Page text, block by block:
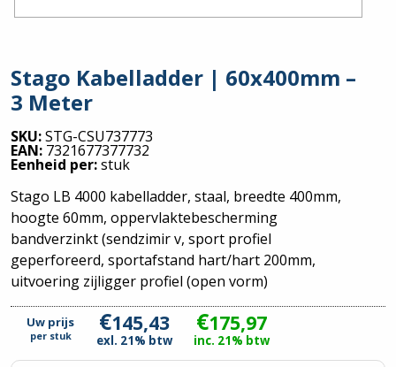
Stago Kabelladder | 60x400mm –
3 Meter
SKU:STG-CSU737773
EAN: 7321677377732
Eenheid per:stuk
Stago LB 4000 kabelladder, staal, breedte 400mm,
hoogte 60mm, oppervlaktebescherming
bandverzinkt (sendzimir v, sport profiel
geperforeerd, sportafstand hart/hart 200mm,
uitvoering zijligger profiel (open vorm)
Uw prijs
per stuk €145,43
exl. 21% btw
€175,97
inc. 21% btw